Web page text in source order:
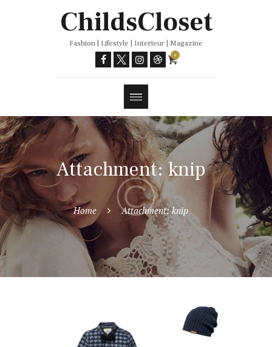
ChildsCloset
Fashion | Lifestyle | Interieur | Magazine
0
Attachment: knip
Home Attachment: knip